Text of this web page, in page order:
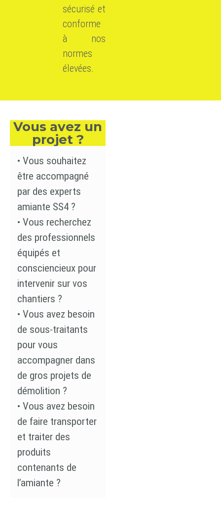
sécurisé et
conforme
à nos
normes
élevées.
Vous avez un
projet ?
• Vous souhaitez
être accompagné
par des experts
amiante SS4 ?
• Vous recherchez
des professionnels
équipés et
consciencieux pour
intervenir sur vos
chantiers ?
• Vous avez besoin
de sous-traitants
pour vous
accompagner dans
de gros projets de
démolition ?
• Vous avez besoin
de faire transporter
et traiter des
produits
contenants de
l’amiante ?